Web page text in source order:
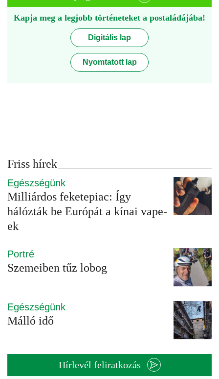
Kapja meg a legjobb történeteket a postaládájába!
Digitális lap
Nyomtatott lap
Friss hírek
Egészségünk
Milliárdos feketepiac: Így
hálózták be Európát a kínai vape-
ek
Portré
Szemeiben tűz lobog
Egészségünk
Málló idő
Hírlevél feliratkozás